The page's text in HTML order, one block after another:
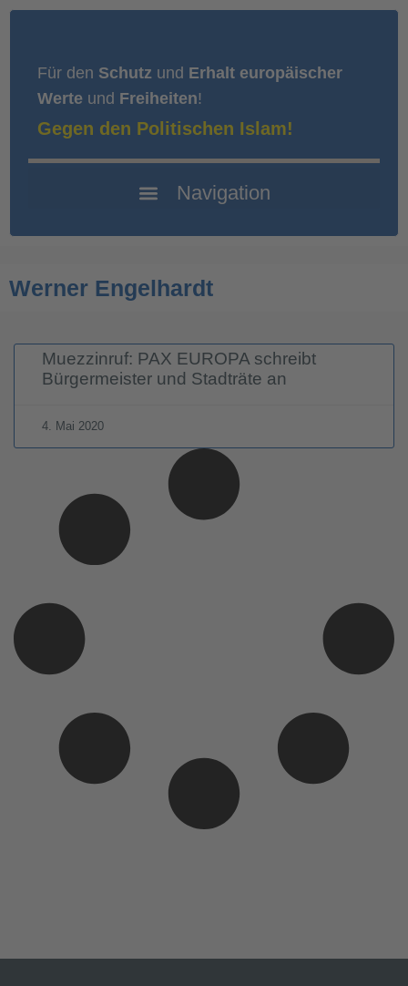
Für den Schutz und Erhalt europäischer
Werte und Freiheiten!
Gegen den Politischen Islam!
Werner Engelhardt
Muezzinruf: PAX EUROPA schreibt
Bürgermeister und Stadträte an
4. Mai 2020